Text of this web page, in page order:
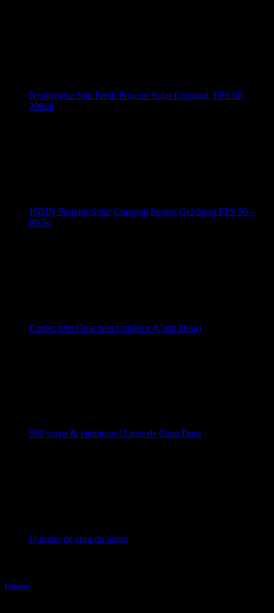
Neutrogena Sun Fresh Protetor Solar Corporal, FPS 50,
200ml
ISDIN Protetor Solar Corporal Fusion Gel Sport FPS 50 –
89,5g
Corpo: Um Guia para Usuários (Capa Dura)
500 sucos & vitaminas | Livro de Capa Dura
O poder de cura do limão
Contato